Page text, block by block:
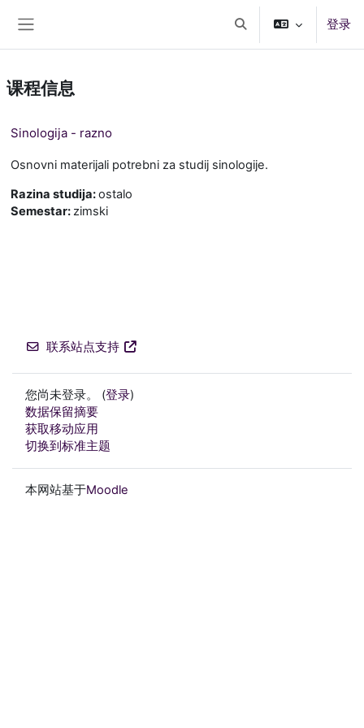
切换搜索输入 登录
课程信息
Sinologija - razno
Osnovni materijali potrebni za studij sinologije.
Razina studija:ostalo
Semestar:zimski
联系站点支持
您尚未登录。 (登录)
‎数据保留摘要‎
获取移动应用
切换到标准主题
本网站基于Moodle